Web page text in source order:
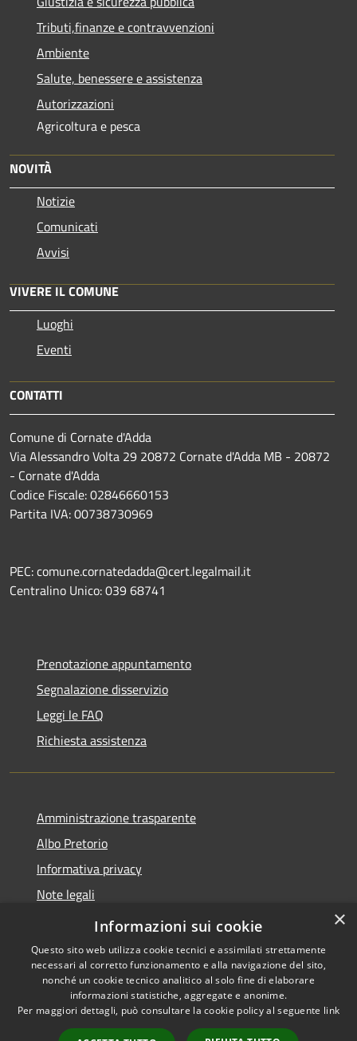
Tributi,finanze e contravvenzioni
Ambiente
Salute, benessere e assistenza
Autorizzazioni
Agricoltura e pesca
NOVITÀ
Notizie
Comunicati
Avvisi
VIVERE IL COMUNE
Luoghi
Eventi
CONTATTI
Comune di Cornate d'Adda
Via Alessandro Volta 29 20872 Cornate d'Adda MB - 20872
- Cornate d'Adda
Codice Fiscale: 02846660153
Partita IVA: 00738730969
PEC: comune.cornatedadda@cert.legalmail.it
Centralino Unico: 039 68741
Prenotazione appuntamento
Segnalazione disservizio
Leggi le FAQ
Richiesta assistenza
Amministrazione trasparente
Albo Pretorio
Informativa privacy
Note legali
Dichiarazione di accessibilità
Accessibilità
Copyright © 2026 • Città di
Cornate d'Adda • Powered by
×
Informazioni sui cookie
Questo sito web utilizza cookie tecnici e assimilati strettamente
necessari al corretto funzionamento e alla navigazione del sito,
nonché un cookie tecnico analitico al solo fine di elaborare
informazioni statistiche, aggregate e anonime.
Per maggiori dettagli, può consultare la cookie policy al seguente link